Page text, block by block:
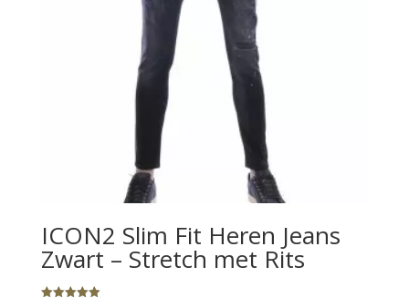
ICON2 Slim Fit Heren Jeans
Zwart – Stretch met Rits